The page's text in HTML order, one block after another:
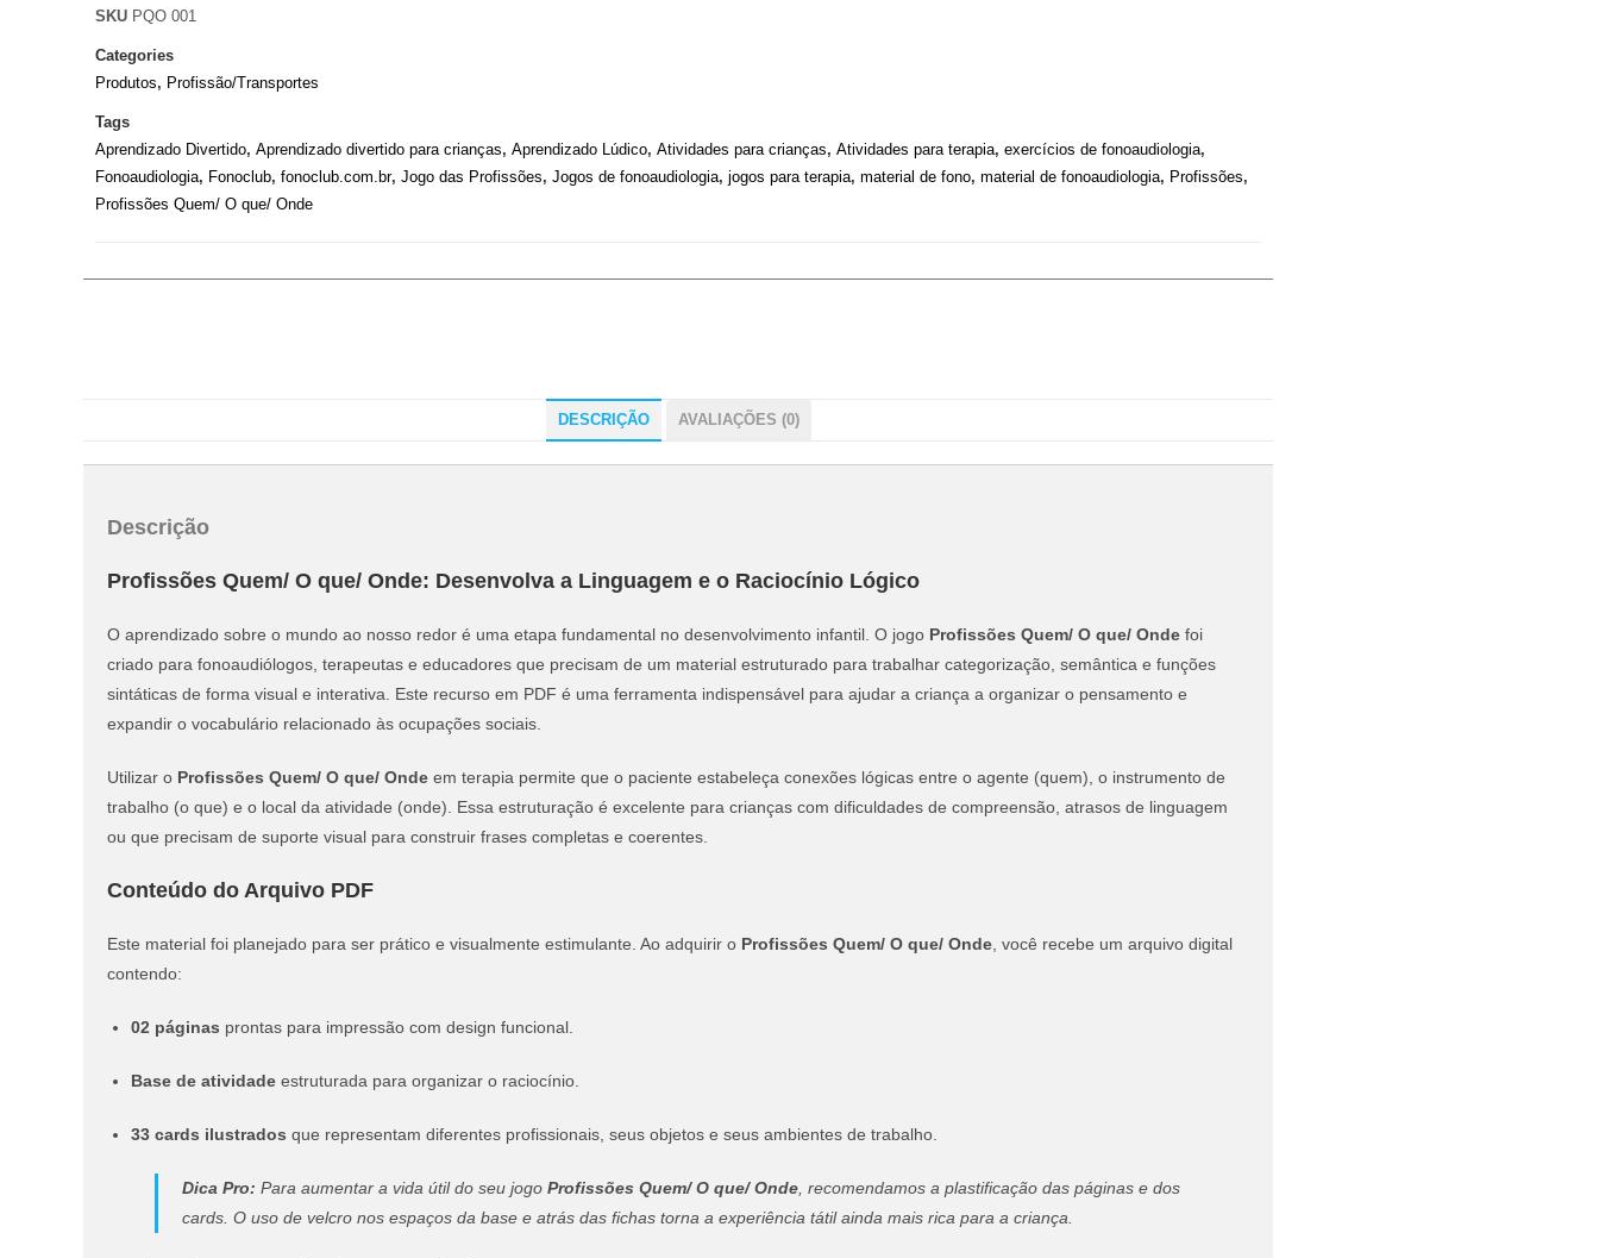
SKU PQO 001
Categories
Produtos, Profissão/Transportes
Tags
Aprendizado Divertido, Aprendizado divertido para crianças, Aprendizado Lúdico, Atividades para crianças, Atividades para terapia, exercícios de fonoaudiologia,
Fonoaudiologia, Fonoclub, fonoclub.com.br, Jogo das Profissões, Jogos de fonoaudiologia, jogos para terapia, material de fono, material de fonoaudiologia, Profissões,
Profissões Quem/ O que/ Onde
DESCRIÇÃO AVALIAÇÕES (0)
Descrição
Profissões Quem/ O que/ Onde: Desenvolva a Linguagem e o Raciocínio Lógico
O aprendizado sobre o mundo ao nosso redor é uma etapa fundamental no desenvolvimento infantil. O jogo Profissões Quem/ O que/ Onde foi
criado para fonoaudiólogos, terapeutas e educadores que precisam de um material estruturado para trabalhar categorização, semântica e funções
sintáticas de forma visual e interativa. Este recurso em PDF é uma ferramenta indispensável para ajudar a criança a organizar o pensamento e
expandir o vocabulário relacionado às ocupações sociais.
Utilizar o Profissões Quem/ O que/ Onde em terapia permite que o paciente estabeleça conexões lógicas entre o agente (quem), o instrumento de
trabalho (o que) e o local da atividade (onde). Essa estruturação é excelente para crianças com dificuldades de compreensão, atrasos de linguagem
ou que precisam de suporte visual para construir frases completas e coerentes.
Conteúdo do Arquivo PDF
Este material foi planejado para ser prático e visualmente estimulante. Ao adquirir o Profissões Quem/ O que/ Onde , você recebe um arquivo digital
contendo:
02 páginas prontas para impressão com design funcional.
Base de atividade estruturada para organizar o raciocínio.
33 cards ilustrados que representam diferentes profissionais, seus objetos e seus ambientes de trabalho.
Dica Pro: Para aumentar a vida útil do seu jogo Profissões Quem/ O que/ Onde , recomendamos a plastificação das páginas e dos
cards. O uso de velcro nos espaços da base e atrás das fichas torna a experiência tátil ainda mais rica para a criança.